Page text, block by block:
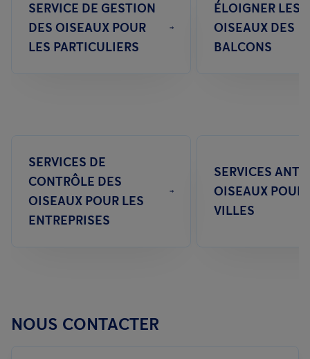
SERVICE DE GESTION
DES OISEAUX POUR
LES PARTICULIERS
ÉLOIGNER LES
OISEAUX DES
BALCONS
SERVICES DE
CONTRÔLE DES
OISEAUX POUR LES
ENTREPRISES
SERVICES ANTI-
OISEAUX POUR
VILLES
NOUS CONTACTER